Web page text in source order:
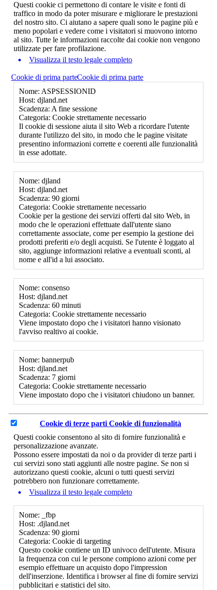
Questi cookie ci permettono di contare le visite e fonti di
traffico in modo da poter misurare e migliorare le prestazioni
del nostro sito. Ci aiutano a sapere quali sono le pagine più e
meno popolari e vedere come i visitatori si muovono intorno
al sito. Tutte le informazioni raccolte dai cookie non vengono
utilizzate per fare profilazione.
Visualizza il testo legale completo
Cookie di prima parteCookie di prima parte
Nome: ASPSESSIONID
Host: djland.net
Scadenza: A fine sessione
Categoria: Cookie strettamente necessario
Il cookie di sessione aiuta il sito Web a ricordare l'utente
durante l'utilizzo del sito, in modo che le pagine visitate
presentino informazioni corrette e coerenti alle funzionalità
in esse adottate.
Nome: djland
Host: djland.net
Scadenza: 90 giorni
Categoria: Cookie strettamente necessario
Cookie per la gestione dei servizi offerti dal sito Web, in
modo che le operazioni effettuate dall'utente siano
correttamente associate, come per esempio la gestione dei
prodotti preferiti e/o degli acquisti. Se l'utente è loggato al
sito, aggiunge informazioni relative a eventuali sconti, al
nome e all'id a lui associato.
Nome: consenso
Host: djland.net
Scadenza: 60 minuti
Categoria: Cookie strettamente necessario
Viene impostato dopo che i visitatori hanno visionato
l'avviso realtivo ai cookie.
Nome: bannerpub
Host: djland.net
Scadenza: 7 giorni
Categoria: Cookie strettamente necessario
Viene impostato dopo che i visitatori chiudono un banner.
Cookie di terze parti Cookie di funzionalità
Questi cookie consentono al sito di fornire funzionalità e
personalizzazione avanzate.
Possono essere impostati da noi o da provider di terze parti i
cui servizi sono stati aggiunti alle nostre pagine. Se non si
autorizzano questi cookie, alcuni o tutti questi servizi
potrebbero non funzionare correttamente.
Visualizza il testo legale completo
Nome: _fbp
Host: .djland.net
Scadenza: 90 giorni
Categoria: Cookie di targeting
Questo cookie contiene un ID univoco dell'utente. Misura
la frequenza con cui le persone compiono azioni come per
esempio effettuare un acquisto dopo l'impression
dell'inserzione. Identifica i browser al fine di fornire servizi
pubblicitari e statistici del sito.